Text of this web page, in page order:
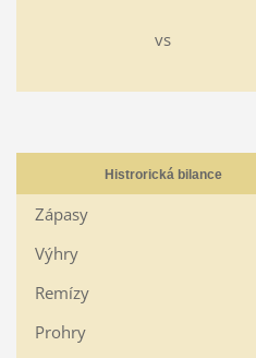
vs
Histrorická bilance
Zápasy
Výhry
Remízy
Prohry